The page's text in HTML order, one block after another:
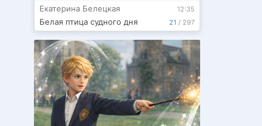
21 / 297
12:35
Екатерина Белецкая
Белая птица судного дня